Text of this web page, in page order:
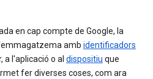
en cap compte de Google, la
amb identificadors
a l'aplicació o al dispositiu que
fer diverses coses, com ara